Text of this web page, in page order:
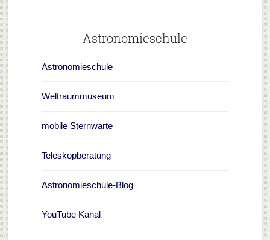
Astronomieschule
Astronomieschule
Weltraummuseum
mobile Sternwarte
Teleskopberatung
Astronomieschule-Blog
YouTube Kanal